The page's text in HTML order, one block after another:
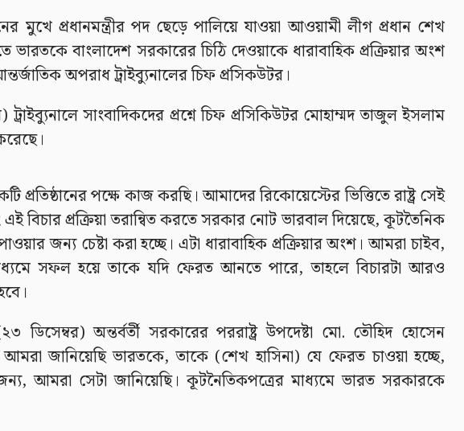
মুখে প্রধানমন্ত্রীর পদ ছেড়ে পালিয়ে যাওয়া আওয়ামী লীগ প্রধান শেখ
ভারতকে বাংলাদেশ সরকারের চিঠি দেওয়াকে ধারাবাহিক প্রক্রিয়ার অংশ
অপরাধ ট্রাইব্যুনালের চিফ প্রসিকউটর।
সাংবাদিকদের প্রশ্নে চিফ প্রসিকিউটর মোহাম্মদ তাজুল ইসলাম
প্রতিষ্ঠানের পক্ষে কাজ করছি। আমাদের রিকোয়েস্টের ভিত্তিতে রাষ্ট্র সেই
এই বিচার প্রক্রিয়া তরান্বিত করতে সরকার নোট ভারবাল দিয়েছে, কূটতৈনিক
জন্য চেষ্টা করা হচ্ছে। এটা ধারাবাহিক প্রক্রিয়ার অংশ। আমরা চাইব,
সফল হয়ে তাকে যদি ফেরত আনতে পারে, তাহলে বিচারটা আরও
অন্তর্বর্তী সরকারের পররাষ্ট্র উপদেষ্টা মো. তৌহিদ হোসেন
আমরা জানিয়েছি ভারতকে, তাকে (শেখ হাসিনা) যে ফেরত চাওয়া হচ্ছে,
জন্য, আমরা সেটা জানিয়েছি। কূটনৈতিকপত্রের মাধ্যমে ভারত সরকারকে